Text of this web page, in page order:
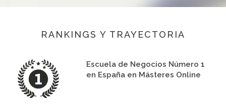
RANKINGS Y TRAYECTORIA
Escuela de Negocios Número 1
en España en Másteres Online